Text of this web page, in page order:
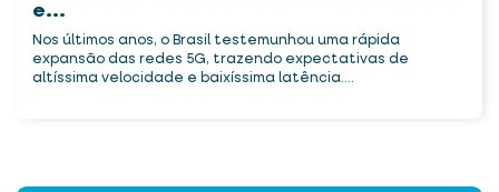
e...
Nos últimos anos, o Brasil testemunhou uma rápida
expansão das redes 5G, trazendo expectativas de
altíssima velocidade e baixíssima latência....